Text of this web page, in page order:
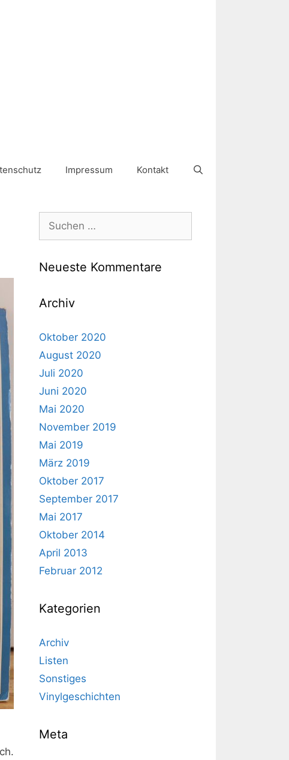
Impressum Kontakt
nach:
Neueste Kommentare
Archiv
Oktober 2020
August 2020
Juli 2020
Juni 2020
Mai 2020
November 2019
Mai 2019
März 2019
Oktober 2017
September 2017
Mai 2017
Oktober 2014
April 2013
Februar 2012
Kategorien
Archiv
Listen
Sonstiges
Vinylgeschichten
Meta